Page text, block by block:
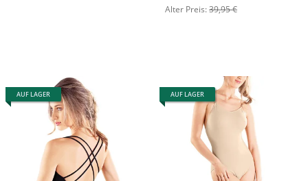
Alter Preis:39,95 €
AUF LAGER AUF LAGER